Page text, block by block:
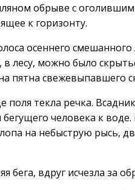
обрыве с
к горизонту.
осеннего
лесу, можно было
пятна свежевыпавшего
текла речка.
человека к воде.
на небыструю рысь,
бега, вдруг исчезла за